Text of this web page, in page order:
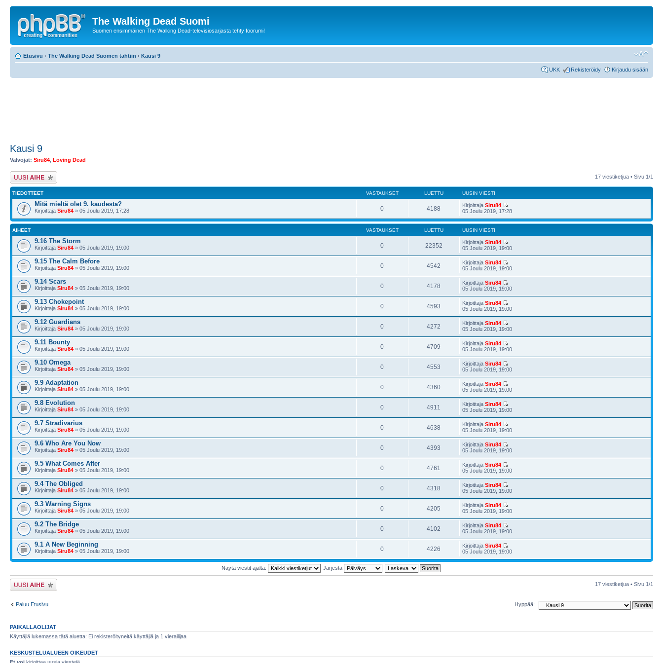
The Walking Dead Suomi
Suomen ensimmäinen The Walking Dead-televisiosarjasta tehty foorumi!
Etusivu ‹ The Walking Dead Suomen tahtiin ‹ Kausi 9
UKK Rekisteröidy Kirjaudu sisään
Kausi 9
Valvojat: Siru84 Loving Dead
Lähetä uusi viesti 17 viestiketjua • Sivu 1/1
TIEDOTTEET VASTAUKSET LUETTU UUSIN VIESTI
Mitä mieltä olet 9. kaudesta?
Kirjoittaja Siru84 » 05 Joulu 2019, 17:28 0 4188 KirjoittajaSiru84
05 Joulu 2019, 17:28
AIHEET VASTAUKSET LUETTU UUSIN VIESTI
9.16 The Storm
Kirjoittaja Siru84 » 05 Joulu 2019, 19:00 0 22352 KirjoittajaSiru84
05 Joulu 2019, 19:00
9.15 The Calm Before
Kirjoittaja Siru84 » 05 Joulu 2019, 19:00 0 4542 KirjoittajaSiru84
05 Joulu 2019, 19:00
9.14 Scars
Kirjoittaja Siru84 » 05 Joulu 2019, 19:00 0 4178 KirjoittajaSiru84
05 Joulu 2019, 19:00
9.13 Chokepoint
Kirjoittaja Siru84 » 05 Joulu 2019, 19:00 0 4593 KirjoittajaSiru84
05 Joulu 2019, 19:00
9.12 Guardians
Kirjoittaja Siru84 » 05 Joulu 2019, 19:00 0 4272 KirjoittajaSiru84
05 Joulu 2019, 19:00
9.11 Bounty
Kirjoittaja Siru84 » 05 Joulu 2019, 19:00 0 4709 KirjoittajaSiru84
05 Joulu 2019, 19:00
9.10 Omega
Kirjoittaja Siru84 » 05 Joulu 2019, 19:00 0 4553 KirjoittajaSiru84
05 Joulu 2019, 19:00
9.9 Adaptation
Kirjoittaja Siru84 » 05 Joulu 2019, 19:00 0 4360 KirjoittajaSiru84
05 Joulu 2019, 19:00
9.8 Evolution
Kirjoittaja Siru84 » 05 Joulu 2019, 19:00 0 4911 KirjoittajaSiru84
05 Joulu 2019, 19:00
9.7 Stradivarius
Kirjoittaja Siru84 » 05 Joulu 2019, 19:00 0 4638 KirjoittajaSiru84
05 Joulu 2019, 19:00
9.6 Who Are You Now
Kirjoittaja Siru84 » 05 Joulu 2019, 19:00 0 4393 KirjoittajaSiru84
05 Joulu 2019, 19:00
9.5 What Comes After
Kirjoittaja Siru84 » 05 Joulu 2019, 19:00 0 4761 KirjoittajaSiru84
05 Joulu 2019, 19:00
9.4 The Obliged
Kirjoittaja Siru84 » 05 Joulu 2019, 19:00 0 4318 KirjoittajaSiru84
05 Joulu 2019, 19:00
9.3 Warning Signs
Kirjoittaja Siru84 » 05 Joulu 2019, 19:00 0 4205 KirjoittajaSiru84
05 Joulu 2019, 19:00
9.2 The Bridge
Kirjoittaja Siru84 » 05 Joulu 2019, 19:00 0 4102 KirjoittajaSiru84
05 Joulu 2019, 19:00
9.1 A New Beginning
Kirjoittaja Siru84 » 05 Joulu 2019, 19:00 0 4226 KirjoittajaSiru84
05 Joulu 2019, 19:00
Näytä viestit ajalta: Järjestä
Lähetä uusi viesti 17 viestiketjua • Sivu 1/1
Paluu Etusivu Hyppää:
PAIKALLAOLIJAT
Käyttäjiä lukemassa tätä aluetta: Ei rekisteröityneitä käyttäjiä ja 1 vierailijaa
KESKUSTELUALUEEN OIKEUDET